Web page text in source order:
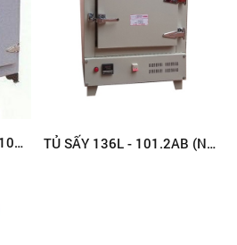
TỦ SẤY Y TẾ 70 LÍT TQ (101-1) TỦ SẤY 136L - 101.2AB (NEW)